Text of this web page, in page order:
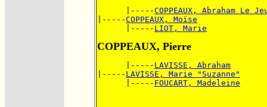
      |-----
COPPEAUX, Abraham Le
|-----COPPEAUX, Moïse
      |-----
LIOT, Marie
COPPEAUX, Pierre
      |-----
LAVISSE, Abraham
|----- LAVISSE, Marie "Suzanne"
      |-----
FOUCART, Madeleine